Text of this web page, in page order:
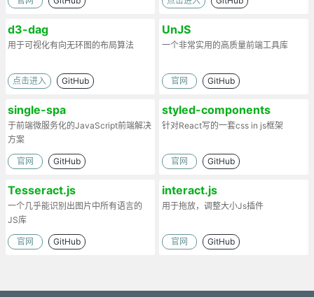
d3-dag
用于可视化有向无环图的布局算法
点击进入 GitHub
UnJS
一个非常实用的高质量前端工具库
官网 GitHub
single-spa
于前端微服务化的JavaScript前端解决
方案
官网 GitHub
styled-components
针对React写的一套css in js框架
官网 GitHub
Tesseract.js
一个几乎能识别出图片中所有语言的
JS库
官网 GitHub
interact.js
用于拖放，调整大小Js插件
官网 GitHub